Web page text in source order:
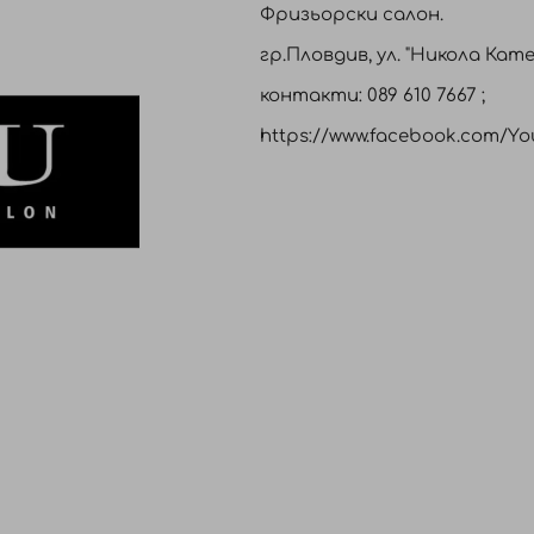
Фризьорски салон.
гр.Пловдив, ул. "Никола
контакти: 089 610 7667 ;
https://www.facebook.com/